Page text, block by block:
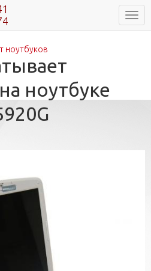
ноутбуков
ноутбуке